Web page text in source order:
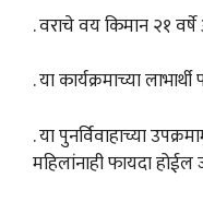
. वराचे वय किमान २१
. या कार्यक्रमाच्या
. या पुनर्विवाहाच्या
महिलांनाही फायदा